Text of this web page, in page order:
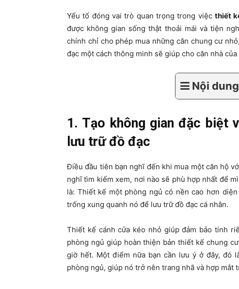
Yếu tố đóng vai trò quan trọng trong việc thiết
được không gian sống thật thoải mái và tiện
chính chỉ cho phép mua những căn chung cư
đạc một cách thông minh sẽ giúp cho căn nhà
Nội dung
1. Tạo không gian đặc biệt
lưu trữ đồ đạc
Điều đầu tiên bạn nghĩ đến khi mua một căn hộ
nghĩ tìm kiếm xem, nơi nào sẽ phù hợp nhất để
là: Thiết kế một phòng ngủ có nền cao hơn
trống xung quanh nó để lưu trữ đồ đạc cá nhân.
Thiết kế cánh cửa kéo nhỏ giúp đảm bảo tính
phòng ngủ giúp hoàn thiện bản thiết kế chung
giờ hết. Một điểm nữa bạn cần lưu ý ở đây, đó
phòng ngủ, giúp nó trở nên trang nhã và hợp mắt